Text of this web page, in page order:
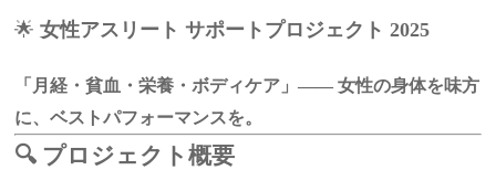
🌟女性アスリート サポートプロジェクト 2025
「月経・貧血・栄養・ボディケア」—— 女性の身体を味方
に、ベストパフォーマンスを。
🔍 プロジェクト概要